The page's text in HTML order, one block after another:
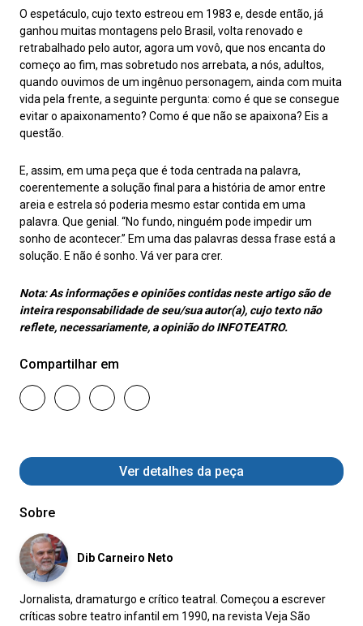
O espetáculo, cujo texto estreou em 1983 e, desde então, já
ganhou muitas montagens pelo Brasil, volta renovado e
retrabalhado pelo autor, agora um vovô, que nos encanta do
começo ao fim, mas sobretudo nos arrebata, a nós, adultos,
quando ouvimos de um ingênuo personagem, ainda com muita
vida pela frente, a seguinte pergunta: como é que se consegue
evitar o apaixonamento? Como é que não se apaixona? Eis a
questão.
E, assim, em uma peça que é toda centrada na palavra,
coerentemente a solução final para a história de amor entre
areia e estrela só poderia mesmo estar contida em uma
palavra. Que genial. “No fundo, ninguém pode impedir um
sonho de acontecer.” Em uma das palavras dessa frase está a
solução. E não é sonho. Vá ver para crer.
Nota:As informações e opiniões contidas neste artigo são de
inteira responsabilidade de seu/sua autor(a), cujo texto não
reflete, necessariamente, a opinião do INFOTEATRO.
Compartilhar em
Ver detalhes da peça
Sobre
Dib Carneiro Neto
Jornalista, dramaturgo e crítico teatral. Começou a escrever
críticas sobre teatro infantil em 1990, na revista Veja São